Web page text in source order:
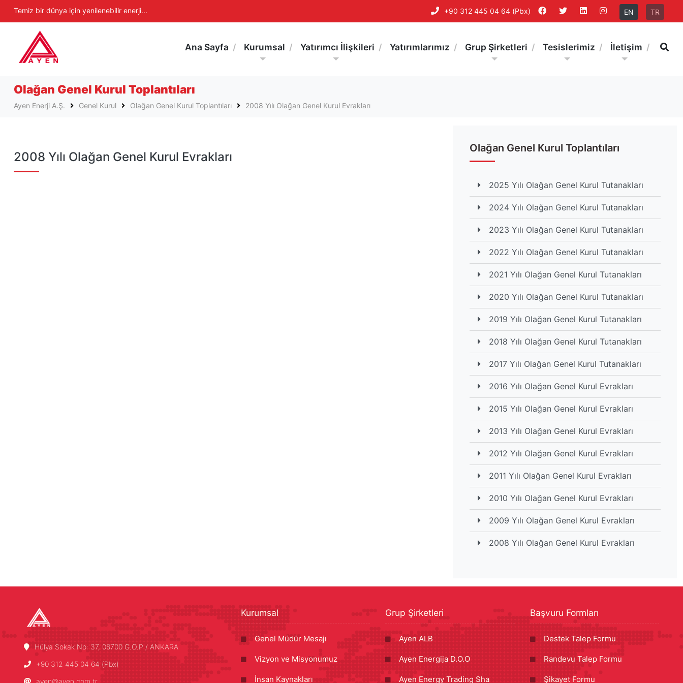
Ayen Enerji A.Ş +90 312 445 04 64 (Pbx) EN TR
Temiz bir dünya için yenilenebilir enerji...
Ana Sayfa Kurumsal Yatırımcı İlişkileri Yatırımlarımız Grup Şirketleri Tesislerimiz İletişim
Olağan Genel Kurul Toplantıları
Ayen Enerji A.Ş. Genel Kurul Olağan Genel Kurul Toplantıları 2008 Yılı Olağan Genel Kurul Evrakları
2008 Yılı Olağan Genel Kurul Evrakları
Olağan Genel Kurul Toplantıları
2025 Yılı Olağan Genel Kurul Tutanakları
2024 Yılı Olağan Genel Kurul Tutanakları
2023 Yılı Olağan Genel Kurul Tutanakları
2022 Yılı Olağan Genel Kurul Tutanakları
2021 Yılı Olağan Genel Kurul Tutanakları
2020 Yılı Olağan Genel Kurul Tutanakları
2019 Yılı Olağan Genel Kurul Tutanakları
2018 Yılı Olağan Genel Kurul Tutanakları
2017 Yılı Olağan Genel Kurul Tutanakları
2016 Yılı Olağan Genel Kurul Evrakları
2015 Yılı Olağan Genel Kurul Evrakları
2013 Yılı Olağan Genel Kurul Evrakları
2012 Yılı Olağan Genel Kurul Evrakları
2011 Yılı Olağan Genel Kurul Evrakları
2010 Yılı Olağan Genel Kurul Evrakları
2009 Yılı Olağan Genel Kurul Evrakları
2008 Yılı Olağan Genel Kurul Evrakları
Hülya Sokak No: 37, 06700 G.O.P / ANKARA
+90 312 445 04 64 (Pbx)
ayen@ayen.com.tr
Kurumsal
Genel Müdür Mesajı
Vizyon ve Misyonumuz
İnsan Kaynakları
Grup Şirketleri
Ayen ALB
Ayen Energija D.O.O
Ayen Energy Trading Sha
Başvuru Formları
Destek Talep Formu
Randevu Talep Formu
Şikayet Formu